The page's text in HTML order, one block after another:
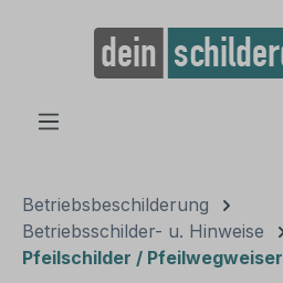
springen
Betriebsbeschilderung
Betriebsschilder- u. Hinweise
Pfeilschilder / Pfeilwegweiser